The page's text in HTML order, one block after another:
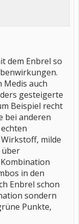
dem Enbrel so
Medis auch
gesteigerte
Beispiel recht
bei anderen
milde
über
in den
Enbrel schon
sondern
Punkte,